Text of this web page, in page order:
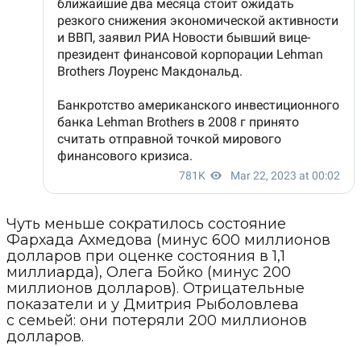
Чуть меньше сократилось состояние
Фархада Ахмедова (минус 600 миллионов
долларов при оценке состояния в 1,1
миллиарда), Олега Бойко (минус 200
миллионов долларов). Отрицательные
показатели и у Дмитрия Рыболовлева
с семьей: они потеряли 200 миллионов
долларов.